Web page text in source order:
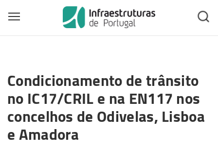
main
content
Toggle main menu visibility
Condicionamento de trânsito
no IC17/CRIL e na EN117 nos
concelhos de Odivelas, Lisboa
e Amadora